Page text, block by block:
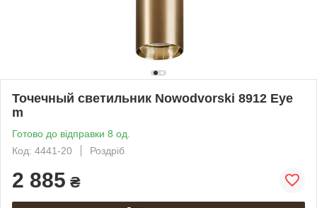
Точечный светильник Nowodvorski 8912 Eye
m
Готово до відправки 8 од.
Код: 4441-20
Роздріб
2 885 ₴